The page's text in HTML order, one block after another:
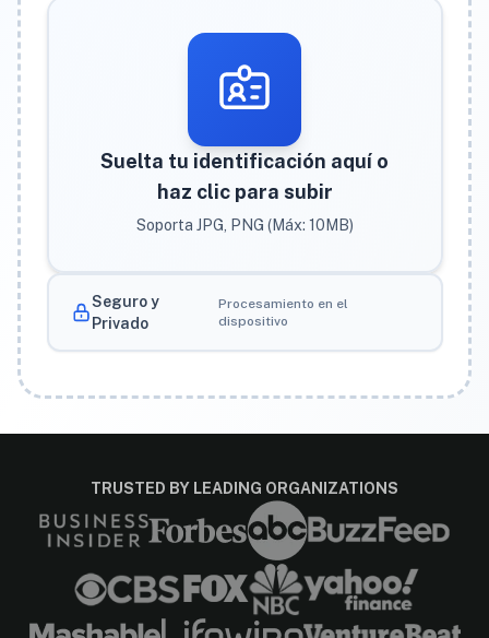
Suelta tu identificación aquí o
haz clic para subir
Soporta JPG, PNG (Máx: 10MB)
Seguro y
Privado
Procesamiento en el
dispositivo
TRUSTED BY LEADING ORGANIZATIONS